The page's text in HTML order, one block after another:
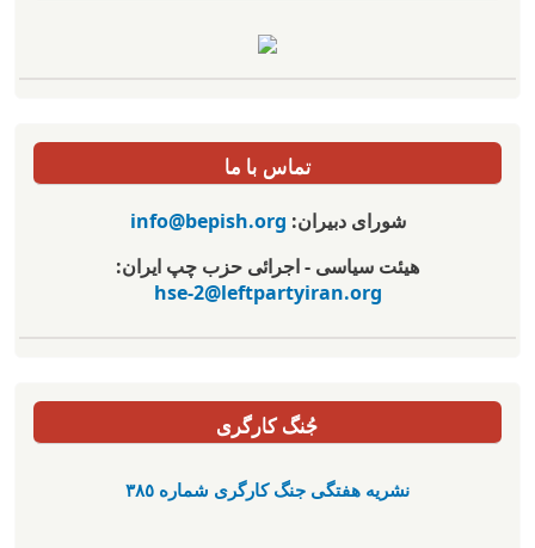
تماس با ما
شورای دبیران:info@bepish.org
هیئت سیاسی - اجرائی حزب چپ ایران:
hse-2@leftpartyiran.org
جُنگ کارگری
نشریە هفتگی جنگ کارگری شمارە ٣٨٥